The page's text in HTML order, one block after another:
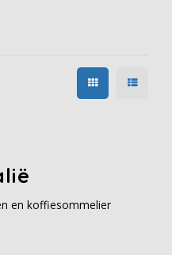
en koffiesommelier